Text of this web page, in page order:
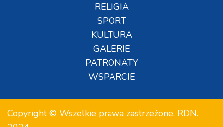
RELIGIA
SPORT
KULTURA
GALERIE
PATRONATY
WSPARCIE
Copyright © Wszelkie prawa zastrzeżone. RDN.